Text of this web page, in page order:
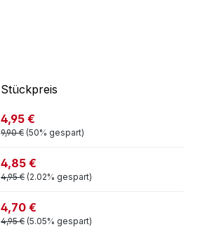
Stückpreis
4,95 €
9,90 € (50% gespart)
4,85 €
4,95 € (2.02% gespart)
4,70 €
4,95 € (5.05% gespart)